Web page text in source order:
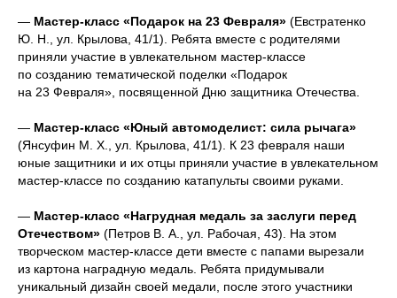
— Мастер-класс «Подарок на 23 Февраля» (Евстратенко
Ю. Н., ул. Крылова, 41/1). Ребята вместе с родителями
приняли участие в увлекательном мастер-классе
по созданию тематической поделки «Подарок
на 23 Февраля», посвященной Дню защитника Отечества.
— Мастер-класс «Юный автомоделист: сила рычага»
(Янсуфин М. Х., ул. Крылова, 41/1). К 23 февраля наши
юные защитники и их отцы приняли участие в увлекательном
мастер-классе по созданию катапульты своими руками.
— Мастер-класс «Нагрудная медаль за заслуги перед
Отечеством» (Петров В. А., ул. Рабочая, 43). На этом
творческом мастер-классе дети вместе с папами вырезали
из картона наградную медаль. Ребята придумывали
уникальный дизайн своей медали, после этого участники